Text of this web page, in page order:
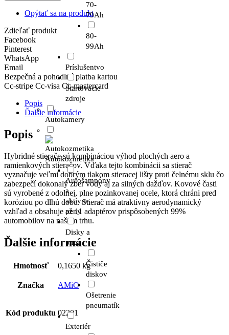
70-
79Ah
80-
99Ah
Príslušentvo
Štartovacie
zdroje
Autokamery
Autokozmetika
Autošampóny
a
aktívne
peny
Disky a
pneu
Čističe
diskov
Ošetrenie
pneumatík
Exteriér
Opýtať sa na produkt
Zdieľať produkt
Facebook
Pinterest
WhatsApp
Email
Bezpečná a pohodlná platba kartou
Cc-stripe Cc-visa Cc-mastercard
Popis
Ďalšie informácie
Popis
Hybridné stierače sú kombináciou výhod plochých aero a
ramienkových stieračov. Vďaka tejto kombinácii sa stierač
vyznačuje veľmi dobrým tlakom stieracej lišty proti čelnému sklu čo
zabezpečí dokonalý zber vody aj za silných dažďov. Kovové časti
sú vyrobené z odolnej, plne pozinkovanej ocele, ktorá chráni pred
koróziou po dlhú dobu. Stierač má atraktívny aerodynamický
vzhľad a obsahuje až 11 adaptérov prispôsobených 99%
automobilov na našom trhu.
Ďalšie informácie
Hmotnosť 0,1650 kg
Značka AMiO
Kód produktu 02201